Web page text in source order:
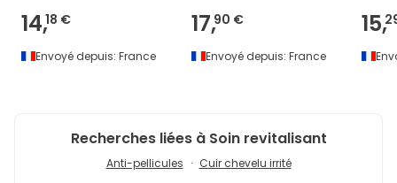
14,18 €
Envoyé depuis: France
17,90 €
Envoyé depuis: France
15,
Recherches liées à Soin revitalisant
Anti-pellicules Cuir chevelu irrité